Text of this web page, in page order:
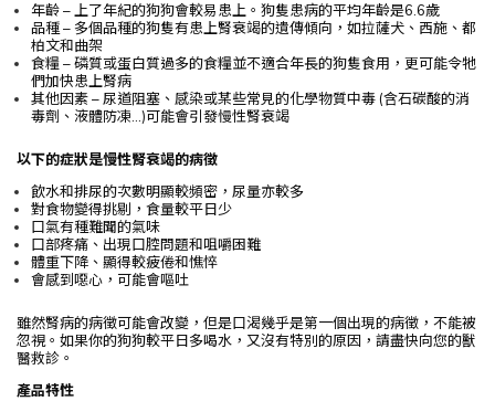
年齡 – 上了年紀的狗狗會較易患上。狗隻患病的平均年齡是6.6歲
品種 – 多個品種的狗隻有患上腎衰竭的遺傳傾向，如拉薩犬、西施、都
柏文和曲架
食糧 – 磷質或蛋白質過多的食糧並不適合年長的狗隻食用，更可能令牠
們加快患上腎病
其他因素 – 尿道阻塞、感染或某些常見的化學物質中毒 (含石碳酸的消
毒劑、液體防凍…)可能會引發慢性腎衰竭
以下的症狀是慢性腎衰竭的病徵
飲水和排尿的次數明顯較頻密，尿量亦較多
對食物變得挑剔，食量較平日少
口氣有種難聞的氣味
口部疼痛、出現口腔問題和咀嚼困難
體重下降、顯得較疲倦和憔悴
會感到噁心，可能會嘔吐
雖然腎病的病徵可能會改變，但是口渴幾乎是第一個出現的病徵，不能被
忽視。如果你的狗狗較平日多喝水，又沒有特別的原因，請盡快向您的獸
醫救診。
產品特性